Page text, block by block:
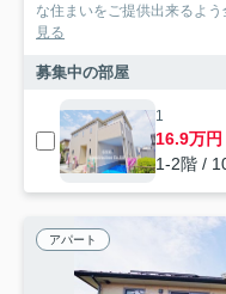
な住まいをご提供出来るよ
見る
募集中の部屋
1
16.9万円
1-2階 /
アパート